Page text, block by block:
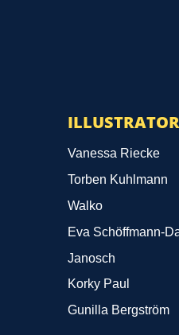
Vanessa Riecke
Torben Kuhlmann
Walko
Eva Schöffmann-
Janosch
Korky Paul
Gunilla Bergström